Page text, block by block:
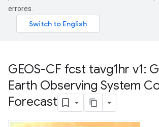
errores.
GEOS-CF fcst tavg1hr v1:
Earth Observing System
Forecast